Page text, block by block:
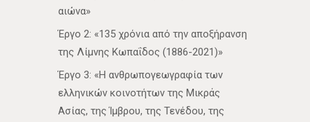
αιώνα»
Έργο 2: «135 χρόνια από την αποξήρανση
της Λίμνης Κωπαΐδος (1886-2021)»
Έργο 3: «Η ανθρωπογεωγραφία των
ελληνικών κοινοτήτων της Μικράς
Ασίας, της Ίμβρου, της Τενέδου, της